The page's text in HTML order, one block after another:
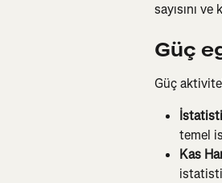
sayısını
Güç
Güç
temel
Kas